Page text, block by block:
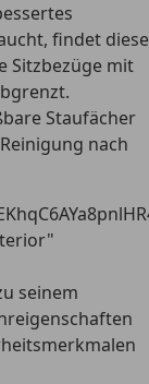
findet diese
Sitzbezüge mit
Staufächer
nach
seinem